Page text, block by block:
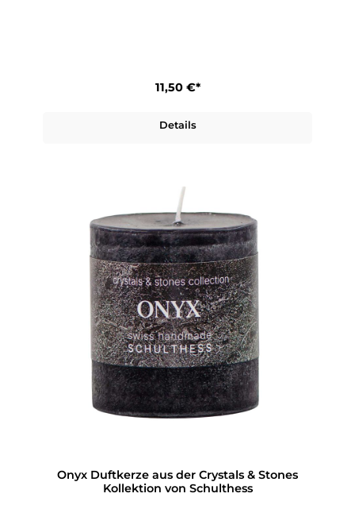
11,50 €*
Details
Onyx Duftkerze aus der Crystals & Stones
Kollektion von Schulthess